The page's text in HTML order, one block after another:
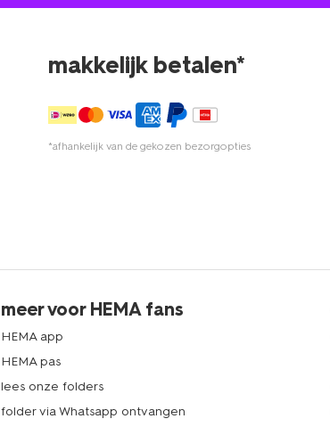
makkelijk betalen*
*afhankelijk van de gekozen bezorgopties
meer voor HEMA fans
HEMA app
HEMA pas
lees onze folders
folder via Whatsapp ontvangen